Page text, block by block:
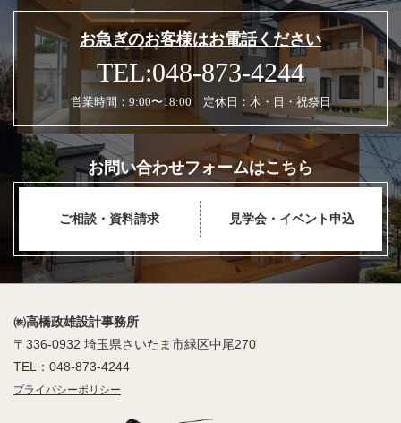
お急ぎのお客様はお電話ください
TEL:048-873-4244
営業時間：9:00〜18:00 定休日：木・日・祝祭日
お問い合わせフォームはこちら
ご相談・資料請求 見学会・イベント申込
㈱高橋政雄設計事務所
〒336-0932 埼玉県さいたま市緑区中尾270
TEL：048-873-4244
プライバシーポリシー